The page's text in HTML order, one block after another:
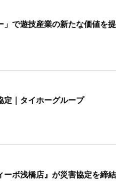
」で遊技産業の新たな価値を
定｜タイホーグループ
ーボ浅橋店』が災害協定を締